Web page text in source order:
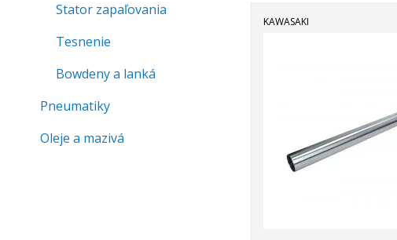
KAWASAKI
Stator zapaľovania
Tesnenie
Bowdeny a lanká
Pneumatiky
Oleje a mazivá